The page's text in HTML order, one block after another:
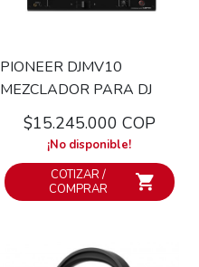
PIONEER DJMV10
MEZCLADOR PARA DJ
$15.245.000 COP
¡No disponible!
COTIZAR /
COMPRAR